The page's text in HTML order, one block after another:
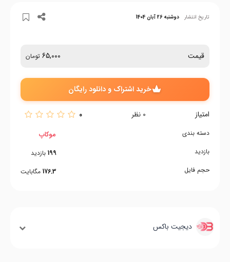
تاریخ انتشار دوشنبه 26 آبان 1404
قیمت 65,000 تومان
خرید اشتراک و دانلود رایگان
امتیاز 0 نظر 0
دسته بندی
بازدید
حجم فایل
موکاپ
199 بازدید
176.3 مگابایت
دیجیت باکس